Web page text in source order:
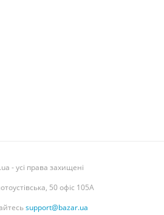
- усі права захищені
50 офіс 105А
support@bazar.ua